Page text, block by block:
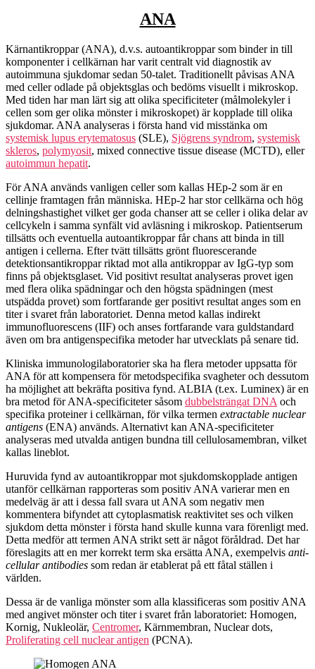
ANA
Kärnantikroppar (ANA), d.v.s. autoantikroppar som binder in till
komponenter i cellkärnan har varit centralt vid diagnostik av
autoimmuna sjukdomar sedan 50-talet. Traditionellt påvisas ANA
med celler odlade på objektsglas och bedöms visuellt i mikroskop.
Med tiden har man lärt sig att olika specificiteter (målmolekyler i
cellen som ger olika mönster i mikroskopet) är kopplade till olika
sjukdomar. ANA analyseras i första hand vid misstänka om
systemisk lupus erytematosus (SLE), Sjögrens syndrom, systemisk
skleros, polymyosit, mixed connective tissue disease (MCTD), eller
autoimmun hepatit.
För ANA används vanligen celler som kallas HEp-2 som är en
cellinje framtagen från människa. HEp-2 har stor cellkärna och hög
delningshastighet vilket ger goda chanser att se celler i olika delar av
cellcykeln i samma synfält vid avläsning i mikroskop. Patientserum
tillsätts och eventuella autoantikroppar får chans att binda in till
antigen i cellerna. Efter tvätt tillsätts grönt fluorescerande
detektionsantikroppar riktad mot alla antikroppar av IgG-typ som
finns på objektsglaset. Vid positivt resultat analyseras provet igen
med flera olika spädningar och den högsta spädningen (mest
utspädda provet) som fortfarande ger positivt resultat anges som en
titer i svaret från laboratoriet. Denna metod kallas indirekt
immunofluorescens (IIF) och anses fortfarande vara guldstandard
även om bra antigenspecifika metoder har utvecklats på senare tid.
Kliniska immunologilaboratorier ska ha flera metoder uppsatta för
ANA för att kompensera för metodspecifika svagheter och dessutom
ha möjlighet att bekräfta positiva fynd. ALBIA (t.ex. Luminex) är en
bra metod för ANA-specificiteter såsom dubbelsträngat DNA och
specifika proteiner i cellkärnan, för vilka termen extractable nuclear
antigens (ENA) används. Alternativt kan ANA-specificiteter
analyseras med utvalda antigen bundna till cellulosamembran, vilket
kallas lineblot.
Huruvida fynd av autoantikroppar mot sjukdomskopplade antigen
utanför cellkärnan rapporteras som positiv ANA varierar men en
medelväg är att i dessa fall svara ut ANA som negativ men
kommentera bifyndet att cytoplasmatisk reaktivitet ses och vilken
sjukdom detta mönster i första hand skulle kunna vara förenligt med.
Detta medför att termen ANA strikt sett är något föråldrad. Det har
föreslagits att en mer korrekt term ska ersätta ANA, exempelvis anti-
cellular antibodies som redan är etablerat på ett fåtal ställen i
världen.
Dessa är de vanliga mönster som alla klassificeras som positiv ANA
med angivet mönster och titer i svaret från laboratoriet: Homogen,
Kornig, Nukleolär, Centromer, Kärnmembran, Nuclear dots,
Proliferating cell nuclear antigen (PCNA).